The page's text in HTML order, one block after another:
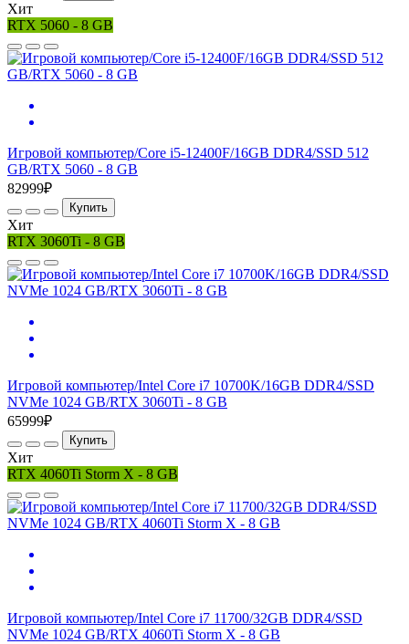
Хит
RTX 5060 - 8 GB
Игровой компьютер/Core i5-12400F/16GB DDR4/SSD 512
GB/RTX 5060 - 8 GB
82999₽
Купить
Хит
RTX 3060Ti - 8 GB
Игровой компьютер/Intel Core i7 10700K/16GB DDR4/SSD
NVMe 1024 GB/RTX 3060Ti - 8 GB
65999₽
Купить
Хит
RTX 4060Ti Storm X - 8 GB
Игровой компьютер/Intel Core i7 11700/32GB DDR4/SSD
NVMe 1024 GB/RTX 4060Ti Storm X - 8 GB